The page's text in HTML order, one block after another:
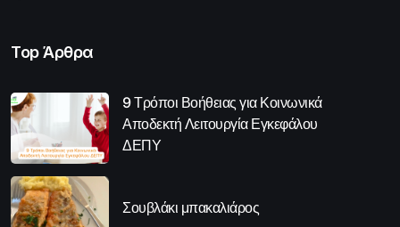
Top Άρθρα
9 Τρόποι Βοήθειας για Κοινωνικά
Αποδεκτή Λειτουργία Εγκεφάλου
ΔΕΠΥ
Σουβλάκι μπακαλιάρος